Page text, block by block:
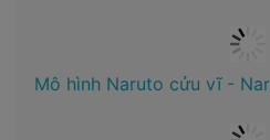
Mô hình Naruto cửu vĩ -